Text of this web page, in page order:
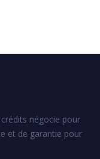
négocie pour
et de garantie pour